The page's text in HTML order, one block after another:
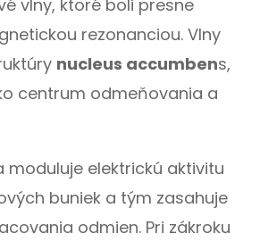
vlny, ktoré boli presne
rezonanciou. Vlny
nucleus accumbens,
centrum odmeňovania a
moduluje elektrickú aktivitu
buniek a tým zasahuje
odmien. Pri zákroku